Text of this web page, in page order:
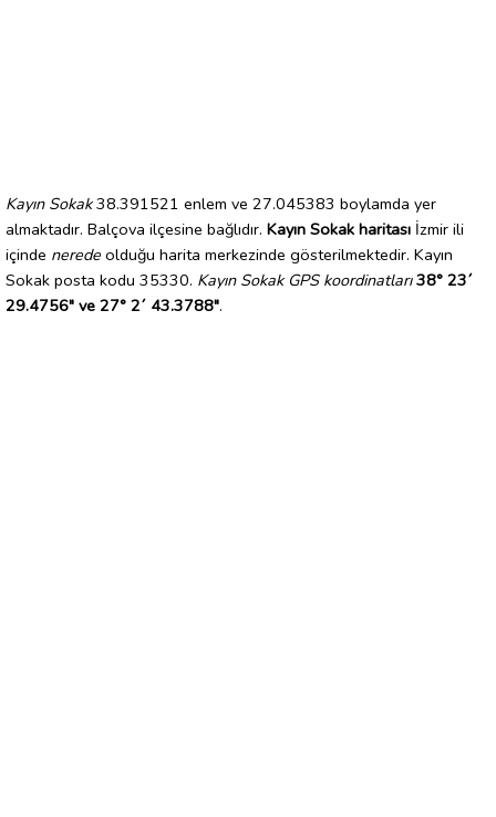
Kayın Sokak38.391521 enlem ve 27.045383 boylamda yer
almaktadır. Balçova ilçesine bağlıdır. Kayın Sokak haritası İzmir ili
içinde nerede olduğu harita merkezinde gösterilmektedir. Kayın
Sokak posta kodu 35330. Kayın Sokak GPS koordinatları 38° 23´
29.4756" ve 27° 2´ 43.3788".